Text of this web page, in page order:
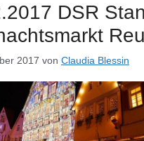
DSR
2017 von Claudia Blessin